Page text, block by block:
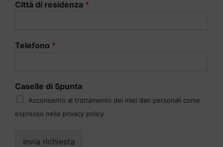
Città di residenza *
Telefono *
Caselle di Spunta
Acconsento al trattamento dei miei dati personali come
espresso nella privacy policy
Invia richiesta